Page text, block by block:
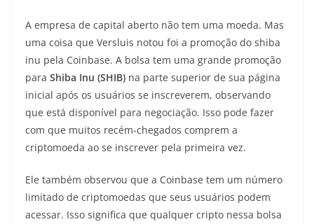
A empresa de capital aberto não tem uma moeda. Mas
uma coisa que Versluis notou foi a promoção do shiba
inu pela Coinbase. A bolsa tem uma grande promoção
para Shiba Inu (SHIB) na parte superior de sua página
inicial após os usuários se inscreverem, observando
que está disponível para negociação. Isso pode fazer
com que muitos recém-chegados comprem a
criptomoeda ao se inscrever pela primeira vez.
Ele também observou que a Coinbase tem um número
limitado de criptomoedas que seus usuários podem
acessar. Isso significa que qualquer cripto nessa bolsa